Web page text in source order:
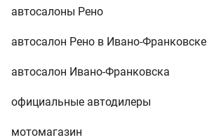
автосалоны Рено
автосалон Рено в Ивано-Франковске
автосалон Ивано-Франковска
официальные автодилеры
мотомагазин